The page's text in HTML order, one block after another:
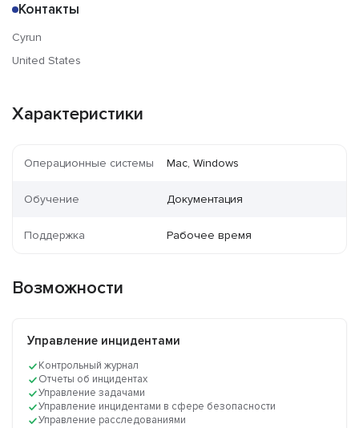
Контакты
Cyrun
United States
Характеристики
Операционные системы Mac, Windows
Обучение Документация
Поддержка Рабочее время
Возможности
Управление инцидентами
Контрольный журнал
Отчеты об инцидентах
Управление задачами
Управление инцидентами в сфере безопасности
Управление расследованиями